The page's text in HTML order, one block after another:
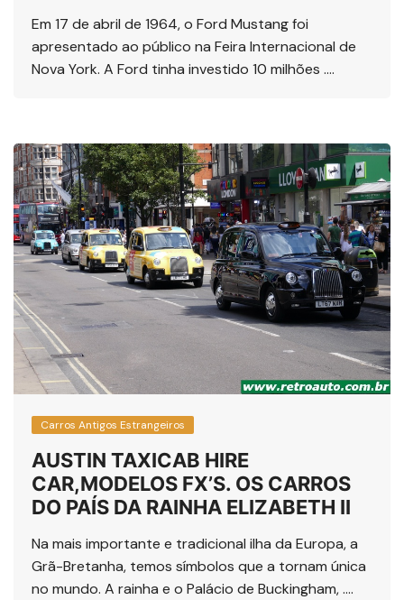
Em 17 de abril de 1964, o Ford Mustang foi
apresentado ao público na Feira Internacional de
Nova York. A Ford tinha investido 10 milhões ….
Carros Antigos Estrangeiros
AUSTIN TAXICAB HIRE
CAR,MODELOS FX’S. OS CARROS
DO PAÍS DA RAINHA ELIZABETH II
Na mais importante e tradicional ilha da Europa, a
Grã-Bretanha, temos símbolos que a tornam única
no mundo. A rainha e o Palácio de Buckingham, ….